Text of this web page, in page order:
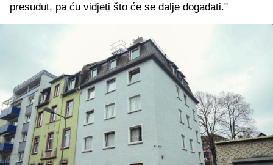
presudut, pa ću vidjeti što će se dalje događati."